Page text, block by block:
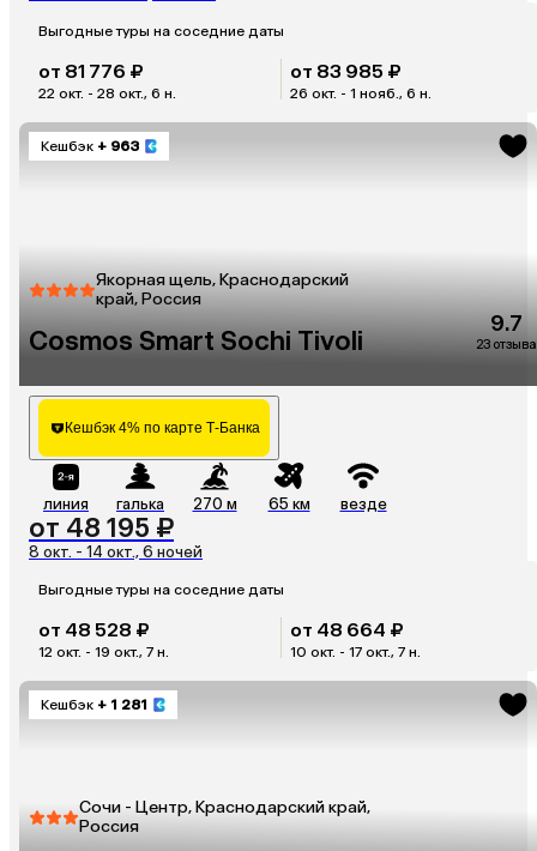
Выгодные туры на соседние даты
от 81 776 ₽
22 окт. - 28 окт., 6 н.
от 83 985 ₽
26 окт. - 1 нояб., 6 н.
Кешбэк + 963
Якорная щель, Краснодарский
край, Россия
Cosmos Smart Sochi Tivoli
9.7
23 отзыва
Кешбэк 4% по карте Т-Банка
линия галька 270 м 65 км везде
от 48 195 ₽
8 окт. - 14 окт., 6 ночей
Выгодные туры на соседние даты
от 48 528 ₽
12 окт. - 19 окт., 7 н.
от 48 664 ₽
10 окт. - 17 окт., 7 н.
Кешбэк + 1 281
Сочи - Центр, Краснодарский край,
Россия